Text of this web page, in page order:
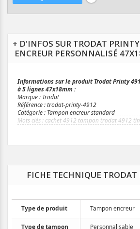
+ D'INFOS SUR TRODAT
ENCREUR PERSONNALISÉ
Informations sur le produit Trodat Printy
à 5 lignes 47x18mm :
Marque : Trodat
Référence : trodat-printy-4912
Catégorie : Tampon encreur standard
cachet 4912 tampon trodat 4912
FICHE TECHNIQUE
Type de produit Tampon encreur
Type de tampon Personnalisable